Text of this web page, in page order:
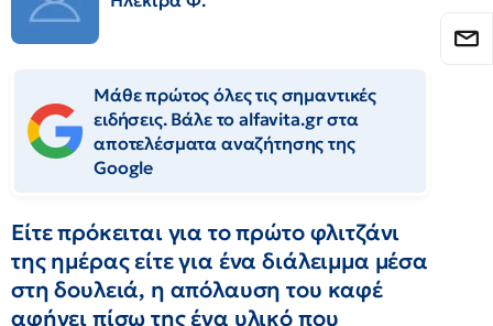
Μάθε πρώτος όλες τις σημαντικές
ειδήσεις. Βάλε το alfavita.gr στα
αποτελέσματα αναζήτησης της
Google
Είτε πρόκειται για το πρώτο φλιτζάνι
της ημέρας είτε για ένα διάλειμμα μέσα
στη δουλειά, η απόλαυση του καφέ
αφήνει πίσω της ένα υλικό που